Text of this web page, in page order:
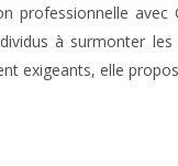
professionnelle avec
à surmonter
exigeants, elle